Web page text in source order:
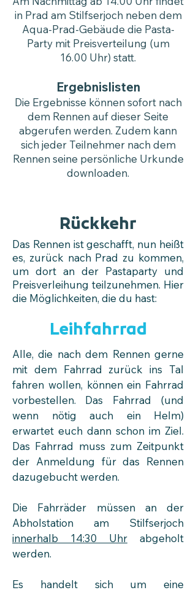
in Prad am Stilfserjoch neben dem
Aqua-Prad-Gebäude die Pasta-
Party mit Preisverteilung (um
16.00 Uhr) statt.
Ergebnislisten
Die Ergebnisse können sofort nach
dem Rennen auf dieser Seite
abgerufen werden. Zudem kann
sich jeder Teilnehmer nach dem
Rennen seine persönliche Urkunde
downloaden.
Rückkehr
Das Rennen ist geschafft, nun heißt
es, zurück nach Prad zu kommen,
um dort an der Pastaparty und
Preisverleihung teilzunehmen. Hier
die Möglichkeiten, die du hast:​
Leihfahrrad
Alle, die nach dem Rennen gerne
mit dem Fahrrad zurück ins Tal
fahren wollen, können ein Fahrrad
vorbestellen. Das Fahrrad (und
wenn nötig auch ein Helm)
erwartet euch dann schon im Ziel.
Das Fahrrad muss zum Zeitpunkt
der Anmeldung für das Rennen
dazugebucht werden.
Die Fahrräder müssen an der
Abholstation am Stilfserjoch
innerhalb 14:30 Uhr abgeholt
werden.
Es handelt sich um eine